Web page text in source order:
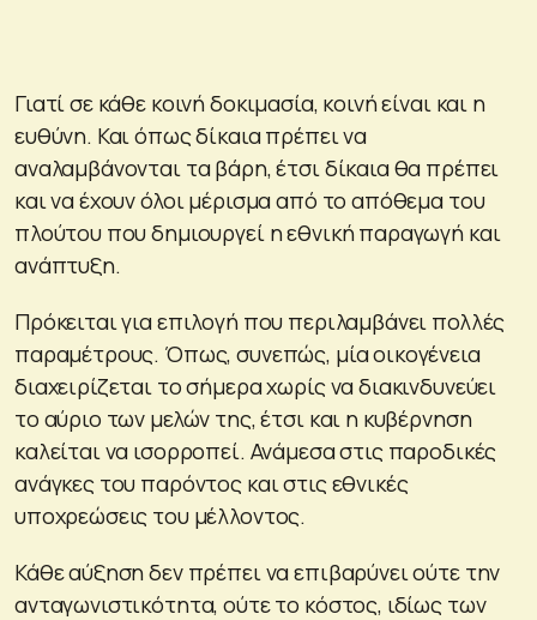
Γιατί σε κάθε κοινή δοκιμασία, κοινή είναι και η
ευθύνη. Και όπως δίκαια πρέπει να
αναλαμβάνονται τα βάρη, έτσι δίκαια θα πρέπει
και να έχουν όλοι μέρισμα από το απόθεμα του
πλούτου που δημιουργεί η εθνική παραγωγή και
ανάπτυξη.
Πρόκειται για επιλογή που περιλαμβάνει πολλές
παραμέτρους. Όπως, συνεπώς, μία οικογένεια
διαχειρίζεται το σήμερα χωρίς να διακινδυνεύει
το αύριο των μελών της, έτσι και η κυβέρνηση
καλείται να ισορροπεί. Ανάμεσα στις παροδικές
ανάγκες του παρόντος και στις εθνικές
υποχρεώσεις του μέλλοντος.
Κάθε αύξηση δεν πρέπει να επιβαρύνει ούτε την
ανταγωνιστικότητα, ούτε το κόστος, ιδίως των